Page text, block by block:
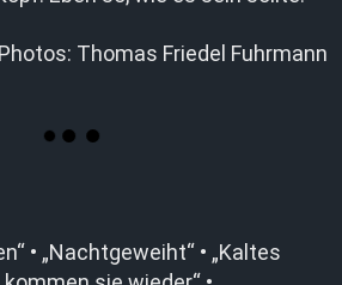
Thomas Friedel Fuhrmann
• „Nachtgeweiht“ • „Kaltes